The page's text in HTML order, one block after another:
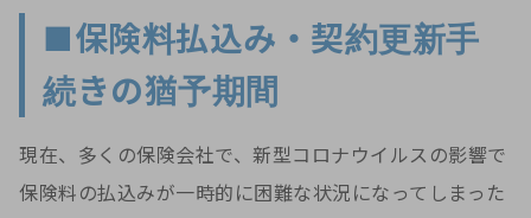
■保険料払込み・契約更新手
続きの猶予期間
現在、多くの保険会社で、新型コロナウイルスの影響で
保険料の払込みが一時的に困難な状況になってしまった